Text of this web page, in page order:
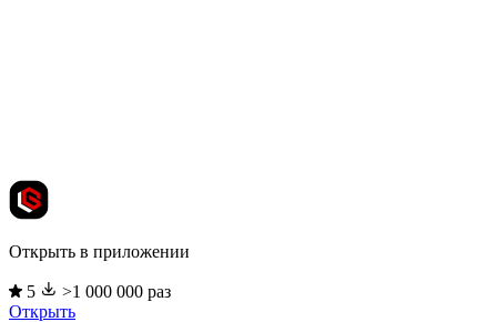
Открыть в приложении
5
>1 000 000 раз
Открыть